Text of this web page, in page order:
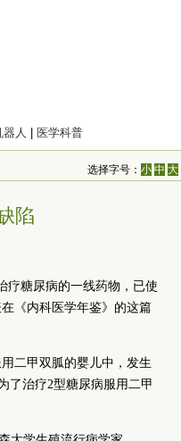
器人 医学科普
选择字号：小 中 大
陷
疗糖尿病的一线药物，已使
《内科医学年鉴》的这篇
二甲双胍的婴儿中，发生
了治疗2型糖尿病服用二甲